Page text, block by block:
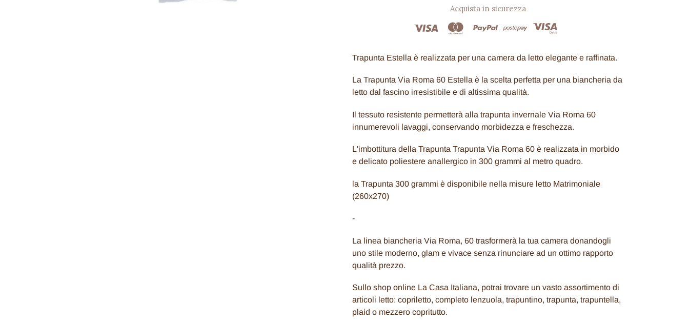
Acquista in sicurezza
del
nel
carrello
Trapunta Estella è realizzata per una camera da letto elegante e raffinata.
La Trapunta Via Roma 60 Estella è la scelta perfetta per una biancheria da
letto dal fascino irresistibile e di altissima qualità.
Il tessuto resistente permetterà alla trapunta invernale Via Roma 60
innumerevoli lavaggi, conservando morbidezza e freschezza.
L'imbottitura della Trapunta Trapunta Via Roma 60 è realizzata in morbido
e delicato poliestere anallergico in 300 grammi al metro quadro.
la Trapunta 300 grammi è disponibile nella misure letto Matrimoniale
(260x270)
-
La linea biancheria Via Roma, 60 trasformerà la tua camera donandogli
uno stile moderno, glam e vivace senza rinunciare ad un ottimo rapporto
qualità prezzo.
Sullo shop online La Casa Italiana, potrai trovare un vasto assortimento di
articoli letto: copriletto, completo lenzuola, trapuntino, trapunta, trapuntella,
plaid o mezzero copritutto.